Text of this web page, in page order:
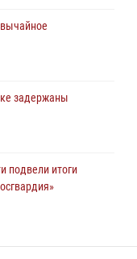
задержаны
подвели итоги